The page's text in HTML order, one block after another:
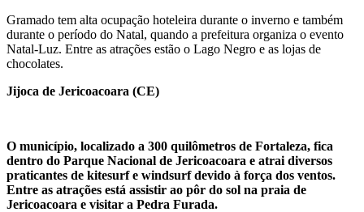
Gramado tem alta ocupação hoteleira durante o inverno e também
durante o período do Natal, quando a prefeitura organiza o evento
Natal-Luz. Entre as atrações estão o Lago Negro e as lojas de
chocolates.
Jijoca de Jericoacoara (CE)
O município, localizado a 300 quilômetros de Fortaleza, fica
dentro do Parque Nacional de Jericoacoara e atrai diversos
praticantes de kitesurf e windsurf devido à força dos ventos.
Entre as atrações está assistir ao pôr do sol na praia de
Jericoacoara e visitar a Pedra Furada.